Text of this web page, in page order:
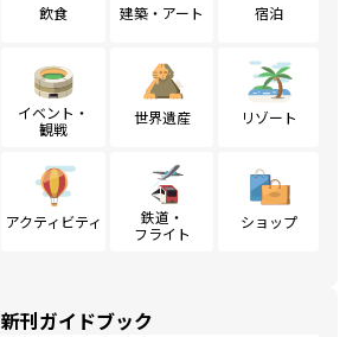
飲食 建築・アート 宿泊
イベント・
観戦
世界遺産 リゾート
アクティビティ
鉄道・
フライト
ショップ
新刊ガイドブック